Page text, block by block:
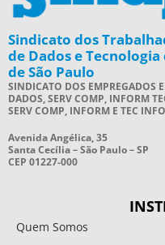
Sindicato dos
de Dados e
de São Paulo
SINDICATO DOS EMPREGADOS
DADOS, SERV COMP, INFORM
SERV COMP, INFORM E TEC
Avenida Angélica, 35
Santa Cecília – São Paulo – SP
CEP 01227-000
Quem Somos